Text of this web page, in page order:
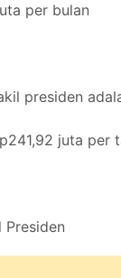
per bulan
presiden
juta per
Presiden